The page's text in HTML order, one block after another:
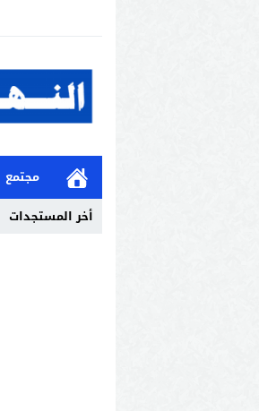
مجتمع
أخر المستجدات